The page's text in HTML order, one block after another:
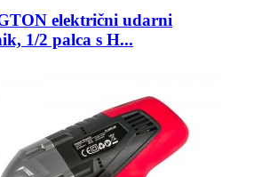
električni udarni
1/2 palca s H...